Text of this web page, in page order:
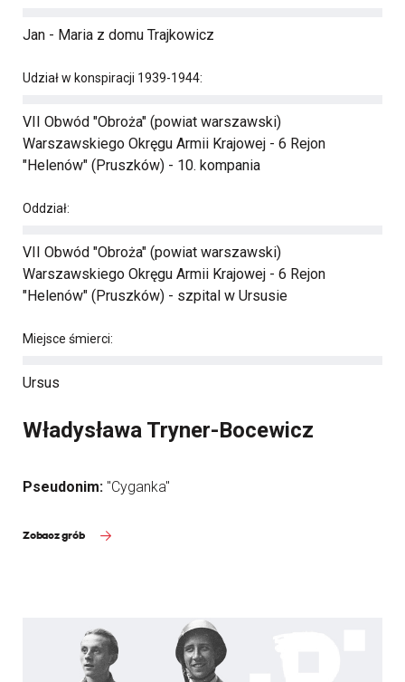
Jan - Maria z domu Trajkowicz
Udział w konspiracji 1939-1944:
VII Obwód "Obroża" (powiat warszawski)
Warszawskiego Okręgu Armii Krajowej - 6 Rejon
"Helenów" (Pruszków) - 10. kompania
Oddział:
VII Obwód "Obroża" (powiat warszawski)
Warszawskiego Okręgu Armii Krajowej - 6 Rejon
"Helenów" (Pruszków) - szpital w Ursusie
Miejsce śmierci:
Ursus
Władysława Tryner-Bocewicz
Pseudonim: "Cyganka"
Zobacz grób